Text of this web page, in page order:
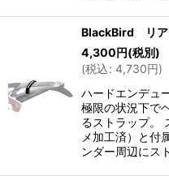
BlackBird リア
4,300円(税別)
(税込: 4,730円)
ハードエンデュ
極限の状況下で
るストラップ。
メ加工済）と付
ンダー周辺にス